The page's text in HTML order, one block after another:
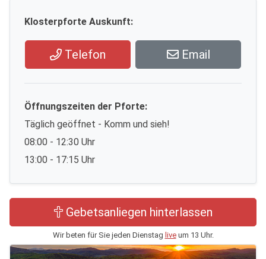
Klosterpforte Auskunft:
Telefon Email
Öffnungszeiten der Pforte:
Täglich geöffnet - Komm und sieh!
08:00 - 12:30 Uhr
13:00 - 17:15 Uhr
Gebetsanliegen hinterlassen
Wir beten für Sie jeden Dienstag liveum 13 Uhr.